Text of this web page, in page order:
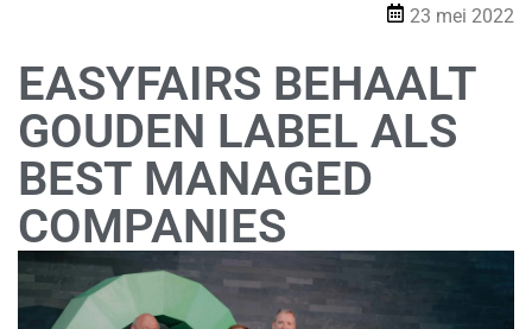
23 mei 2022
EASYFAIRS BEHAALT
GOUDEN LABEL ALS
BEST MANAGED
COMPANIES